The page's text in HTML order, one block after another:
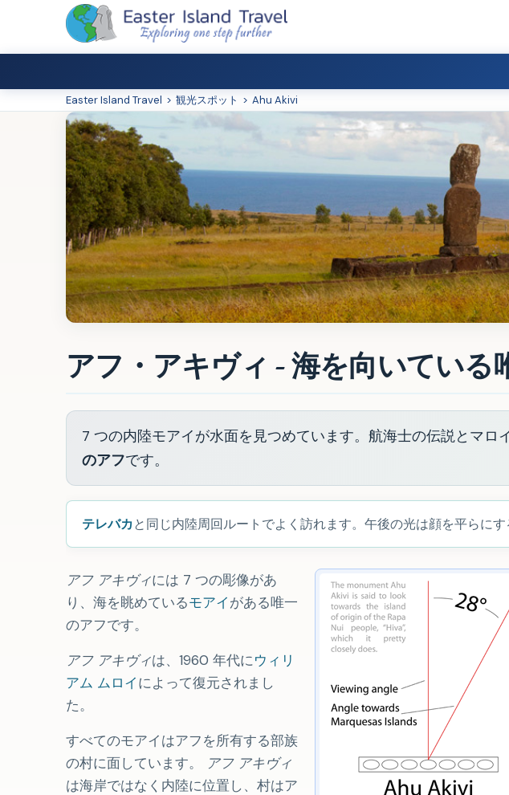
Easter Island Travel > 観光スポット > Ahu Akivi
アフ・アキヴィ - 海を向いている
7 つの内陸モアイが水面を見つめています。航海士の伝説とマ
のアフです。
テレバカと同じ内陸周回ルートでよく訪れます。午後の光は顔を平らに
アフ アキヴィには 7 つの彫像があ
り、海を眺めているモアイがある唯一
のアフです。
アフ アキヴィは、1960 年代にウィリ
アム ムロイによって復元されまし
た。
すべてのモアイはアフを所有する部族
の村に面しています。
アフ アキヴィ
は海岸ではなく内陸に位置し、村はア